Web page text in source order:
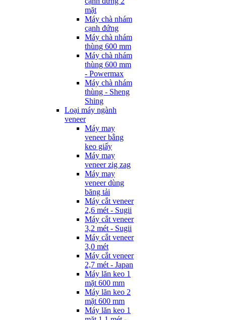
mặt
Máy chà nhám
cạnh đứng
Máy chà nhám
thùng 600 mm
Máy chà nhám
thùng 600 mm
- Powermax
Máy chà nhám
thùng - Sheng
Shing
Loại máy ngành
veneer
Máy may
veneer bằng
keo giấy
Máy may
veneer zig zag
Máy may
veneer dùng
băng tải
Máy cắt veneer
2,6 mét - Sugii
Máy cắt veneer
3,2 mét - Sugii
Máy cắt veneer
3,0 mét
Máy cắt veneer
2,7 mét - Japan
Máy lăn keo 1
mặt 600 mm
Máy lăn keo 2
mặt 600 mm
Máy lăn keo 1